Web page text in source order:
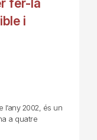
fer-la
i
l’any 2002, és un
a quatre